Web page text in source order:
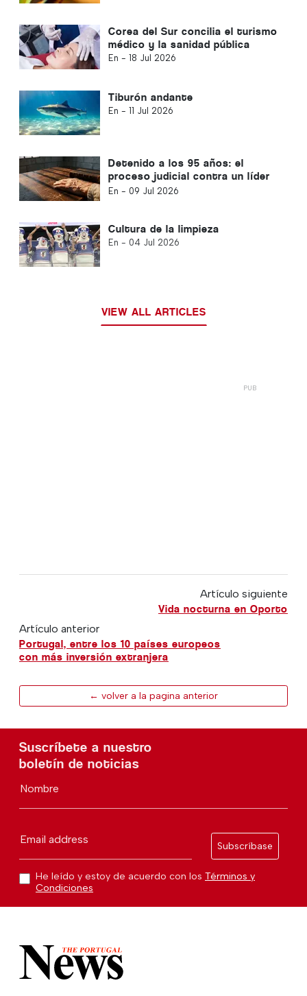
Corea del Sur concilia el turismo
médico y la sanidad pública
En - 18 Jul 2026
Tiburón andante
En - 11 Jul 2026
Detenido a los 95 años: el
proceso judicial contra un líder
religioso en Corea del Sur
En - 09 Jul 2026
Cultura de la limpieza
En - 04 Jul 2026
VIEW ALL ARTICLES
Artículo siguiente
Vida nocturna en Oporto
Artículo anterior
Portugal, entre los 10 países europeos
con más inversión extranjera
← volver a la pagina anterior
Suscríbete a nuestro
boletín de noticias
Nombre
Email address
Subscríbase
He leído y estoy de acuerdo con los Términos y
Condiciones